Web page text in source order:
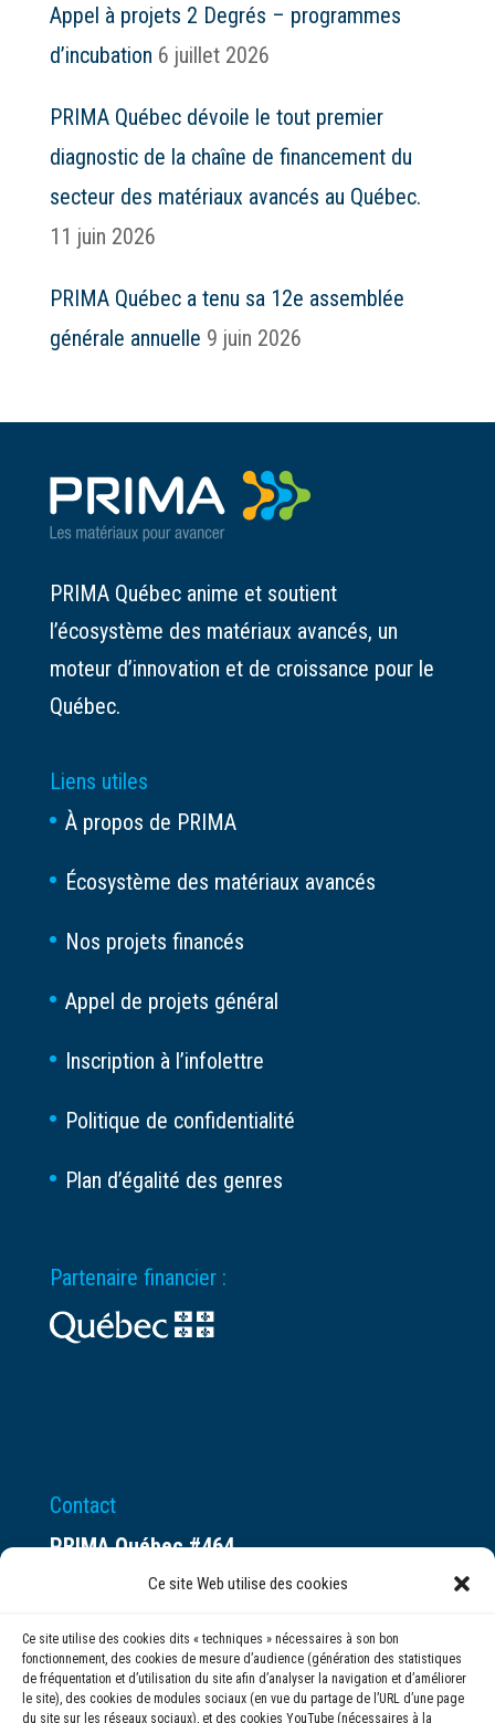
Ce site Web utilise des cookies
Ce site utilise des cookies dits « techniques » nécessaires à son bon
fonctionnement, des cookies de mesure d’audience (génération des statistiques
de fréquentation et d’utilisation du site afin d’analyser la navigation et d’améliorer
le site), des cookies de modules sociaux (en vue du partage de l’URL d’une page
du site sur les réseaux sociaux), et des cookies YouTube (nécessaires à la
Appel à projets 2 Degrés – programmes
d’incubation 6 juillet 2026
PRIMA Québec dévoile le tout premier
diagnostic de la chaîne de financement du
secteur des matériaux avancés au Québec.
11 juin 2026
PRIMA Québec a tenu sa 12e assemblée
générale annuelle 9 juin 2026
PRIMA Québec anime et soutient
l’écosystème des matériaux avancés, un
moteur d’innovation et de croissance pour le
Québec.
Liens utiles
À propos de PRIMA
Écosystème des matériaux avancés
Nos projets financés
Appel de projets général
Inscription à l’infolettre
Politique de confidentialité
Plan d’égalité des genres
Partenaire financier :
Contact
PRIMA Québec #464
Espace ax.c
Montréal (QC) H3C 0B4